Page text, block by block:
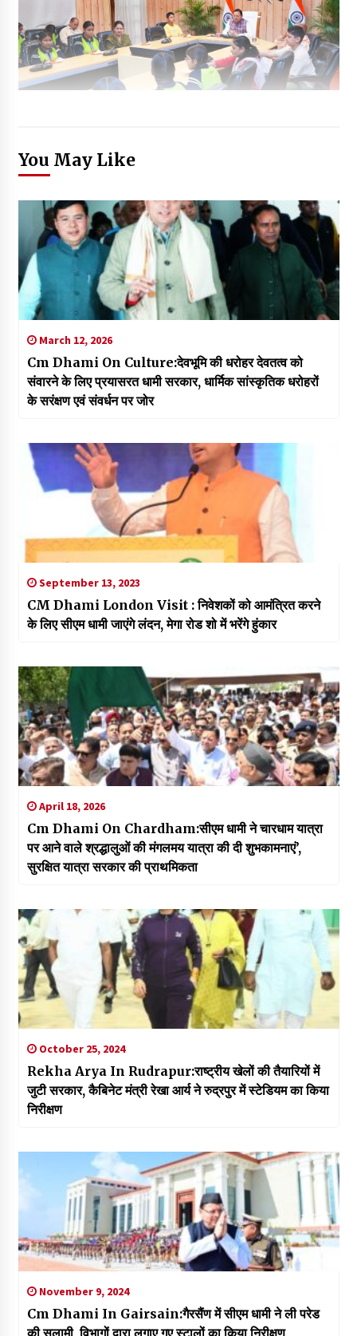
You May Like
March 12, 2026
Cm Dhami On Culture:देवभूमि की धरोहर देवतत्व को
संवारने के लिए प्रयासरत धामी सरकार, धार्मिक सांस्कृतिक धरोहरों
के सरंक्षण एवं संवर्धन पर जोर
September 13, 2023
CM Dhami London Visit : निवेशकों को आमंत्रित करने
के लिए सीएम धामी जाएंगे लंदन, मेगा रोड शो में भरेंगे हुंकार
April 18, 2026
Cm Dhami On Chardham:सीएम धामी ने चारधाम यात्रा
पर आने वाले श्रद्धालुओं की मंगलमय यात्रा की दी शुभकामनाएं’,
सुरक्षित यात्रा सरकार की प्राथमिकता
October 25, 2024
Rekha Arya In Rudrapur:राष्ट्रीय खेलों की तैयारियों में
जुटी सरकार, कैबिनेट मंत्री रेखा आर्य ने रुद्रपुर में स्टेडियम का किया
निरीक्षण
November 9, 2024
Cm Dhami In Gairsain:गैरसैंण में सीएम धामी ने ली परेड
की सलामी, विभागों द्वारा लगाए गए स्टालों का किया निरीक्षण